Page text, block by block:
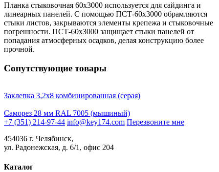
Планка стыковочная 60х3000 используется для сайдинга и
линеарных панелей. С помощью ПСТ-60х3000 обрамляются
стыки листов, закрываются элементы крепежа и стыковочные
погрешности. ПСТ-60х3000 защищает стыки панелей от
попадания атмосферных осадков, делая конструкцию более
прочной.
Сопутствующие товары
Заклепка 3,2х8 комбинированная (серая)
Саморез 28 мм RAL 7005 (мышиный)
+7 (351) 214-97-44 info@key174.com Перезвоните мне
454036 г. Челябинск,
ул. Радонежская, д. 6/1, офис 204
Каталог